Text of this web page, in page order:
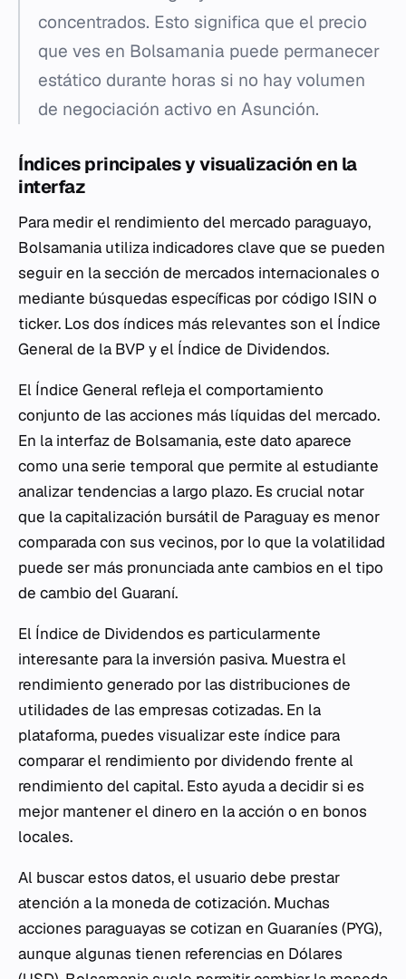
concentrados. Esto significa que el precio
que ves en Bolsamania puede permanecer
estático durante horas si no hay volumen
de negociación activo en Asunción.
Índices principales y visualización en la
interfaz
Para medir el rendimiento del mercado paraguayo,
Bolsamania utiliza indicadores clave que se pueden
seguir en la sección de mercados internacionales o
mediante búsquedas específicas por código ISIN o
ticker. Los dos índices más relevantes son el Índice
General de la BVP y el Índice de Dividendos.
El Índice General refleja el comportamiento
conjunto de las acciones más líquidas del mercado.
En la interfaz de Bolsamania, este dato aparece
como una serie temporal que permite al estudiante
analizar tendencias a largo plazo. Es crucial notar
que la capitalización bursátil de Paraguay es menor
comparada con sus vecinos, por lo que la volatilidad
puede ser más pronunciada ante cambios en el tipo
de cambio del Guaraní.
El Índice de Dividendos es particularmente
interesante para la inversión pasiva. Muestra el
rendimiento generado por las distribuciones de
utilidades de las empresas cotizadas. En la
plataforma, puedes visualizar este índice para
comparar el rendimiento por dividendo frente al
rendimiento del capital. Esto ayuda a decidir si es
mejor mantener el dinero en la acción o en bonos
locales.
Al buscar estos datos, el usuario debe prestar
atención a la moneda de cotización. Muchas
acciones paraguayas se cotizan en Guaraníes (PYG),
aunque algunas tienen referencias en Dólares